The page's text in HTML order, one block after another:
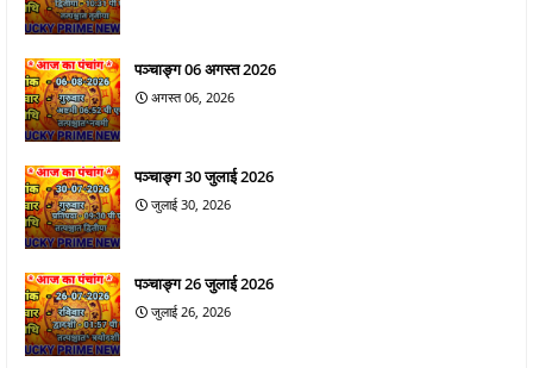
पञ्चाङ्ग 06 अगस्त 2026
अगस्त 06, 2026
पञ्चाङ्ग 30 जुलाई 2026
जुलाई 30, 2026
पञ्चाङ्ग 26 जुलाई 2026
जुलाई 26, 2026